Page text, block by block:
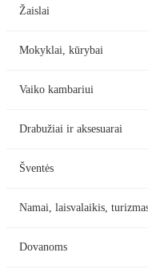
Žaislai
Mokyklai, kūrybai
Vaiko kambariui
Drabužiai ir aksesuarai
Šventės
Namai, laisvalaikis,
Dovanoms